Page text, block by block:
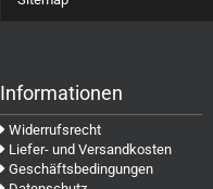
Informationen
Widerrufsrecht
Liefer- und Versandkosten
Geschäftsbedingungen